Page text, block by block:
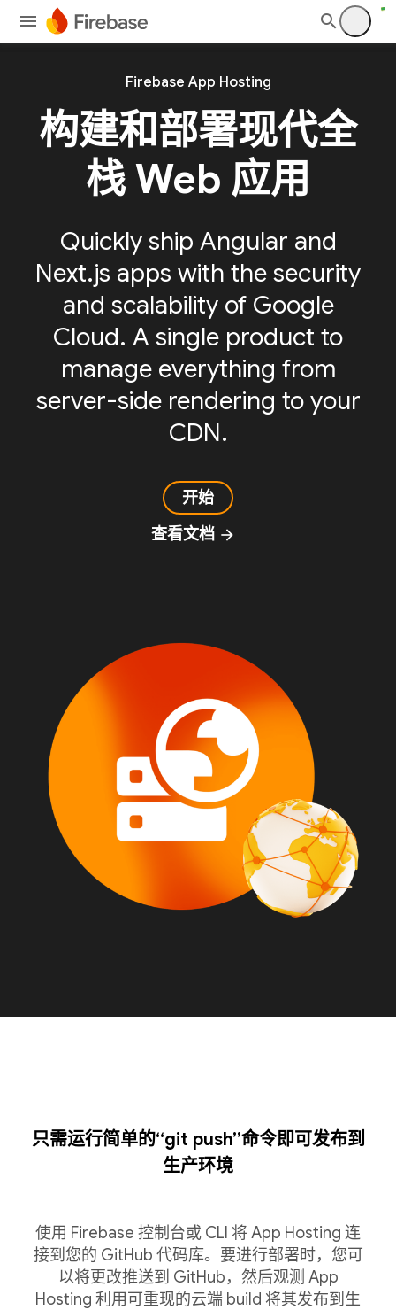
Firebase App Hosting
构建和部署现代全
栈 Web 应用
Quickly ship Angular and
Next.js apps with the security
and scalability of Google
Cloud. A single product to
manage everything from
server-side rendering to your
CDN.
开始
查看文档 arrow_forward
只需运行简单的“git push”命令即可发布到
生产环境
使用 Firebase 控制台或 CLI 将 App Hosting 连
接到您的 GitHub 代码库。要进行部署时，您可
以将更改推送到 GitHub，然后观测 App
Hosting 利用可重现的云端 build 将其发布到生